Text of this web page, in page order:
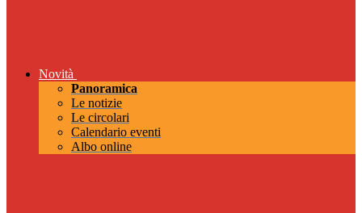
Novità
Panoramica
Le notizie
Le circolari
Calendario eventi
Albo online